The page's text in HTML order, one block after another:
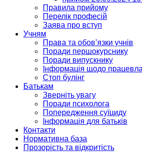
Правила прийому
Перелік професій
Заява про вступ
Учням
Права та обов’язки учнів
Поради першокурснику
Поради випускнику
Інформація щодо
Стоп булінг
Батькам
Зверніть увагу
Поради психолога
Попередження суїциду
Інформація для батьків
Контакти
Нормативна база
Прозорість та відкритість